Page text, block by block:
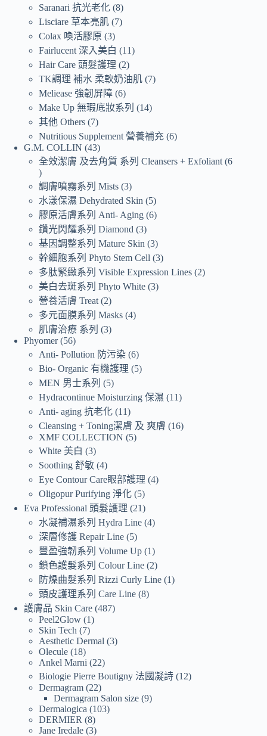
Saranari 抗光老化 8
Lisciare 草本亮肌 7
Colax 喚活膠原 3
Fairlucent 深入美白
11
Hair Care 頭髮護理
2
TK調理 補水 柔軟奶油肌 7
Meliease 強韌屏障 6
Make Up 無瑕底妝系列
14
其他 Others 7
Nutritious Supplement 營養補充 6
G.M. COLLIN 43
全效潔膚 及去角質 系列 Cleansers + Exfoliant 6
調膚噴霧系列 Mists 3
水漾保濕 Dehydrated Skin
5
膠原活膚系列 Anti- Aging 6
鑽光閃耀系列 Diamond 3
基因調整系列 Mature Skin 3
幹細胞系列 Phyto Stem Cell 3
多肽緊緻系列 Visible Expression Lines 2
美白去斑系列 Phyto White 3
營養活膚 Treat 2
多元面膜系列 Masks 4
肌膚治療 系列
3
Phyomer 56
Anti- Pollution 防污染 6
Bio- Organic 有機護理
5
MEN 男士系列
5
Hydracontinue Moisturzing 保濕
11
Anti- aging 抗老化 11
Cleansing + Toning潔膚 及 爽膚
16
XMF COLLECTION
5
White 美白
3
Soothing 舒敏 4
Eye Contour Care眼部護理 4
Oligopur Purifying 淨化 5
Eva Professional 頭髮護理
21
水凝補濕系列 Hydra Line 4
深層修護 Repair Line 5
豐盈強韌系列 Volume Up 1
鎖色護髮系列 Colour Line 2
防燥曲髮系列 Rizzi Curly Line 1
頭皮護理系列 Care Line 8
護膚品 Skin Care 487
Peel2Glow 1
Skin Tech
7
Aesthetic Dermal 3
Olecule 18
Ankel Marni
22
Biologie Pierre Boutigny 法國凝詩 12
Dermagram 22
Dermagram Salon size 9
Dermalogica
103
DERMIER
8
Jane Iredale 3